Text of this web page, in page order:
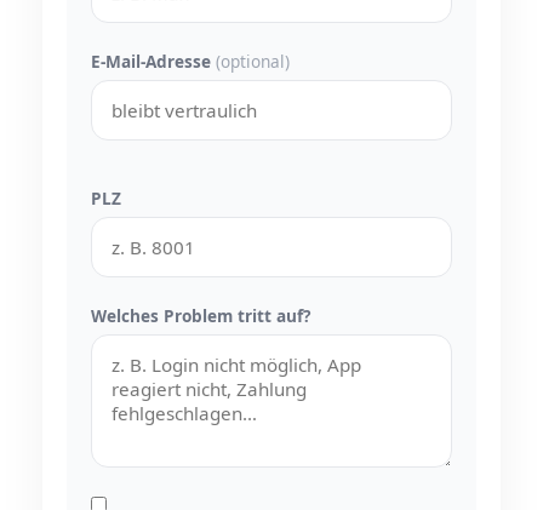
E-Mail-Adresse (optional)
PLZ
Welches Problem tritt auf?